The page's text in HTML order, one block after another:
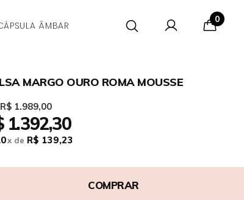
0
ÂMBAR
MARGO OURO ROMA MOUSSE
R$ 1.989,00
1.392,30
xde R$ 139,23
COMPRAR